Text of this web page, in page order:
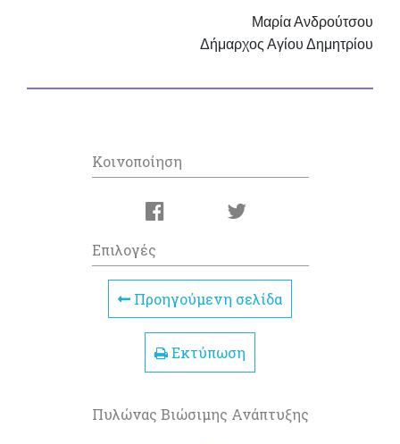
Μαρία Ανδρούτσου
Δήμαρχος Αγίου Δημητρίου
Κοινοποίηση
Επιλογές
Προηγούμενη σελίδα
Εκτύπωση
Πυλώνας Βιώσιμης Ανάπτυξης